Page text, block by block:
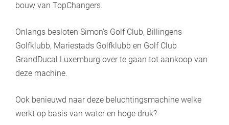
bouw van TopChangers.
Onlangs besloten Simon's Golf Club, Billingens
Golfklubb, Mariestads Golfklubb en Golf Club
GrandDucal Luxemburg over te gaan tot aankoop van
deze machine.
Ook benieuwd naar deze beluchtingsmachine welke
werkt op basis van water en hoge druk?